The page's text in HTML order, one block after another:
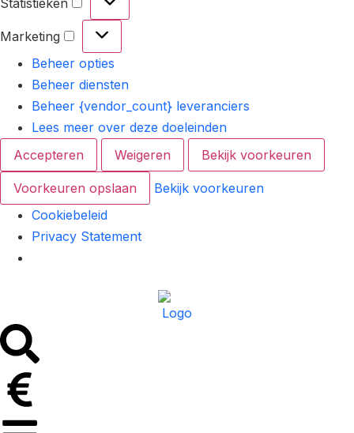
Marketing
Beheer opties
Beheer diensten
Beheer {vendor_count} leveranciers
Lees meer over deze doeleinden
Accepteren
Weigeren Bekijk voorkeuren
Voorkeuren opslaan
Bekijk voorkeuren
Cookiebeleid
Privacy Statement